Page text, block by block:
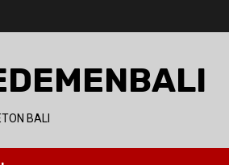
BALI